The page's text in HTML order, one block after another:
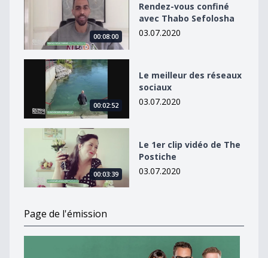
00:08:00
Rendez-vous confiné
avec Thabo Sefolosha
03.07.2020
Le meilleur des réseaux sociaux
00:02:52
Le meilleur des réseaux
sociaux
03.07.2020
Le 1er clip vidéo de The Postiche
00:03:39
Le 1er clip vidéo de The
Postiche
03.07.2020
Page de l'émission